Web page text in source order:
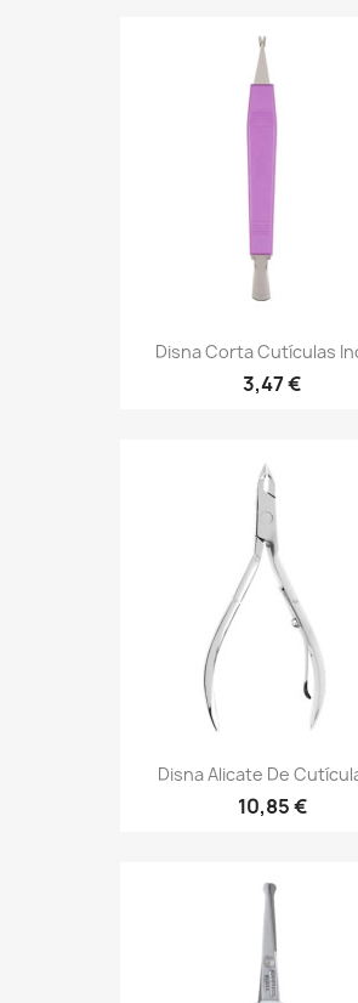
Disna Corta Cutículas
3,47 €
Disna Alicate De
10,85 €